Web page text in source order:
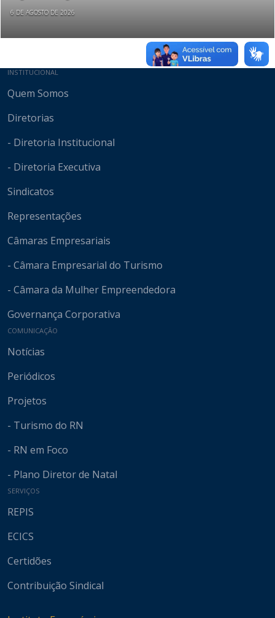
6 DE AGOSTO DE 2026
Mapa do site
INSTITUCIONAL
Quem Somos
Diretorias
- Diretoria Institucional
- Diretoria Executiva
Sindicatos
Representações
Câmaras Empresariais
- Câmara Empresarial do Turismo
- Câmara da Mulher Empreendedora
Governança Corporativa
COMUNICAÇÃO
Notícias
Periódicos
Projetos
- Turismo do RN
- RN em Foco
- Plano Diretor de Natal
SERVIÇOS
REPIS
ECICS
Certidões
Contribuição Sindical